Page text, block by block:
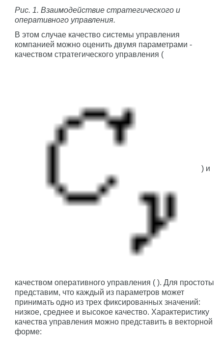
Рис. 1. Взаимодействие стратегического и
оперативного управления.
В этом случае качество системы управления
компанией можно оценить двумя параметрами -
качеством стратегического управления (
) и
качеством оперативного управления ( ). Для простоты
представим, что каждый из параметров может
принимать одно из трех фиксированных значений:
низкое, среднее и высокое качество. Характеристику
качества управления можно представить в векторной
форме: